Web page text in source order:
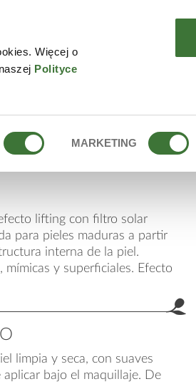
Więcej o
Polityce
MARKETING
día lifting +
lifting con filtro solar
para pieles maduras a partir
interna de la piel.
mímicas y superficiales. Efecto
limpia y seca, con suaves
bajo el maquillaje. De